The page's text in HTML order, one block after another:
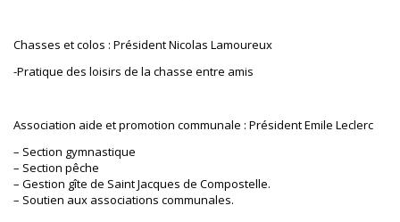
Chasses et colos : Président Nicolas Lamoureux
-Pratique des loisirs de la chasse entre amis
Association aide et promotion communale : Président Emile Leclerc
– Section gymnastique
– Section pêche
– Gestion gîte de Saint Jacques de Compostelle.
– Soutien aux associations communales.